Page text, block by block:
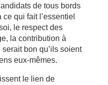
de tous bords
qui fait l’essentiel
le respect des
la contribution à
serait bon qu’ils soient
eux-mêmes.
le lien de